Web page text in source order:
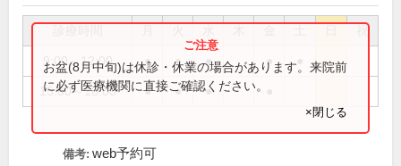
祝
9:00～12:00 ● ● ● ●
15:00～18:00 ● ● ●
お盆(8月中旬)は休診・休業の場合があります。来院前
に必ず医療機関に直接ご確認ください。
×閉じる
備考: web予約可